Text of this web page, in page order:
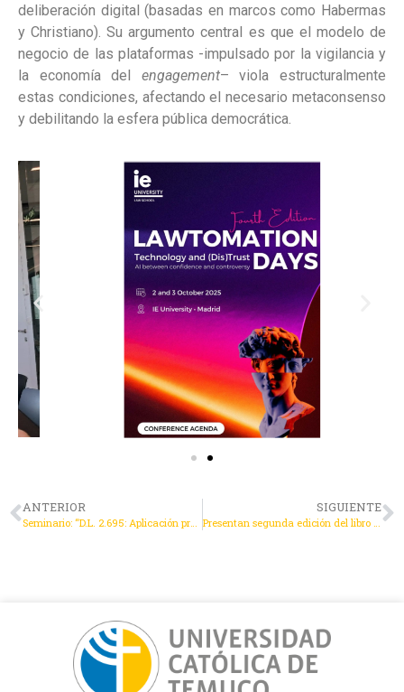
deliberación digital (basadas en marcos como Habermas
y Christiano). Su argumento central es que el modelo de
negocio de las plataformas -impulsado por la vigilancia y
la economía del engagement– viola estructuralmente
estas condiciones, afectando el necesario metaconsenso
y debilitando la esfera pública democrática.
ANTERIOR SIGUIENTE